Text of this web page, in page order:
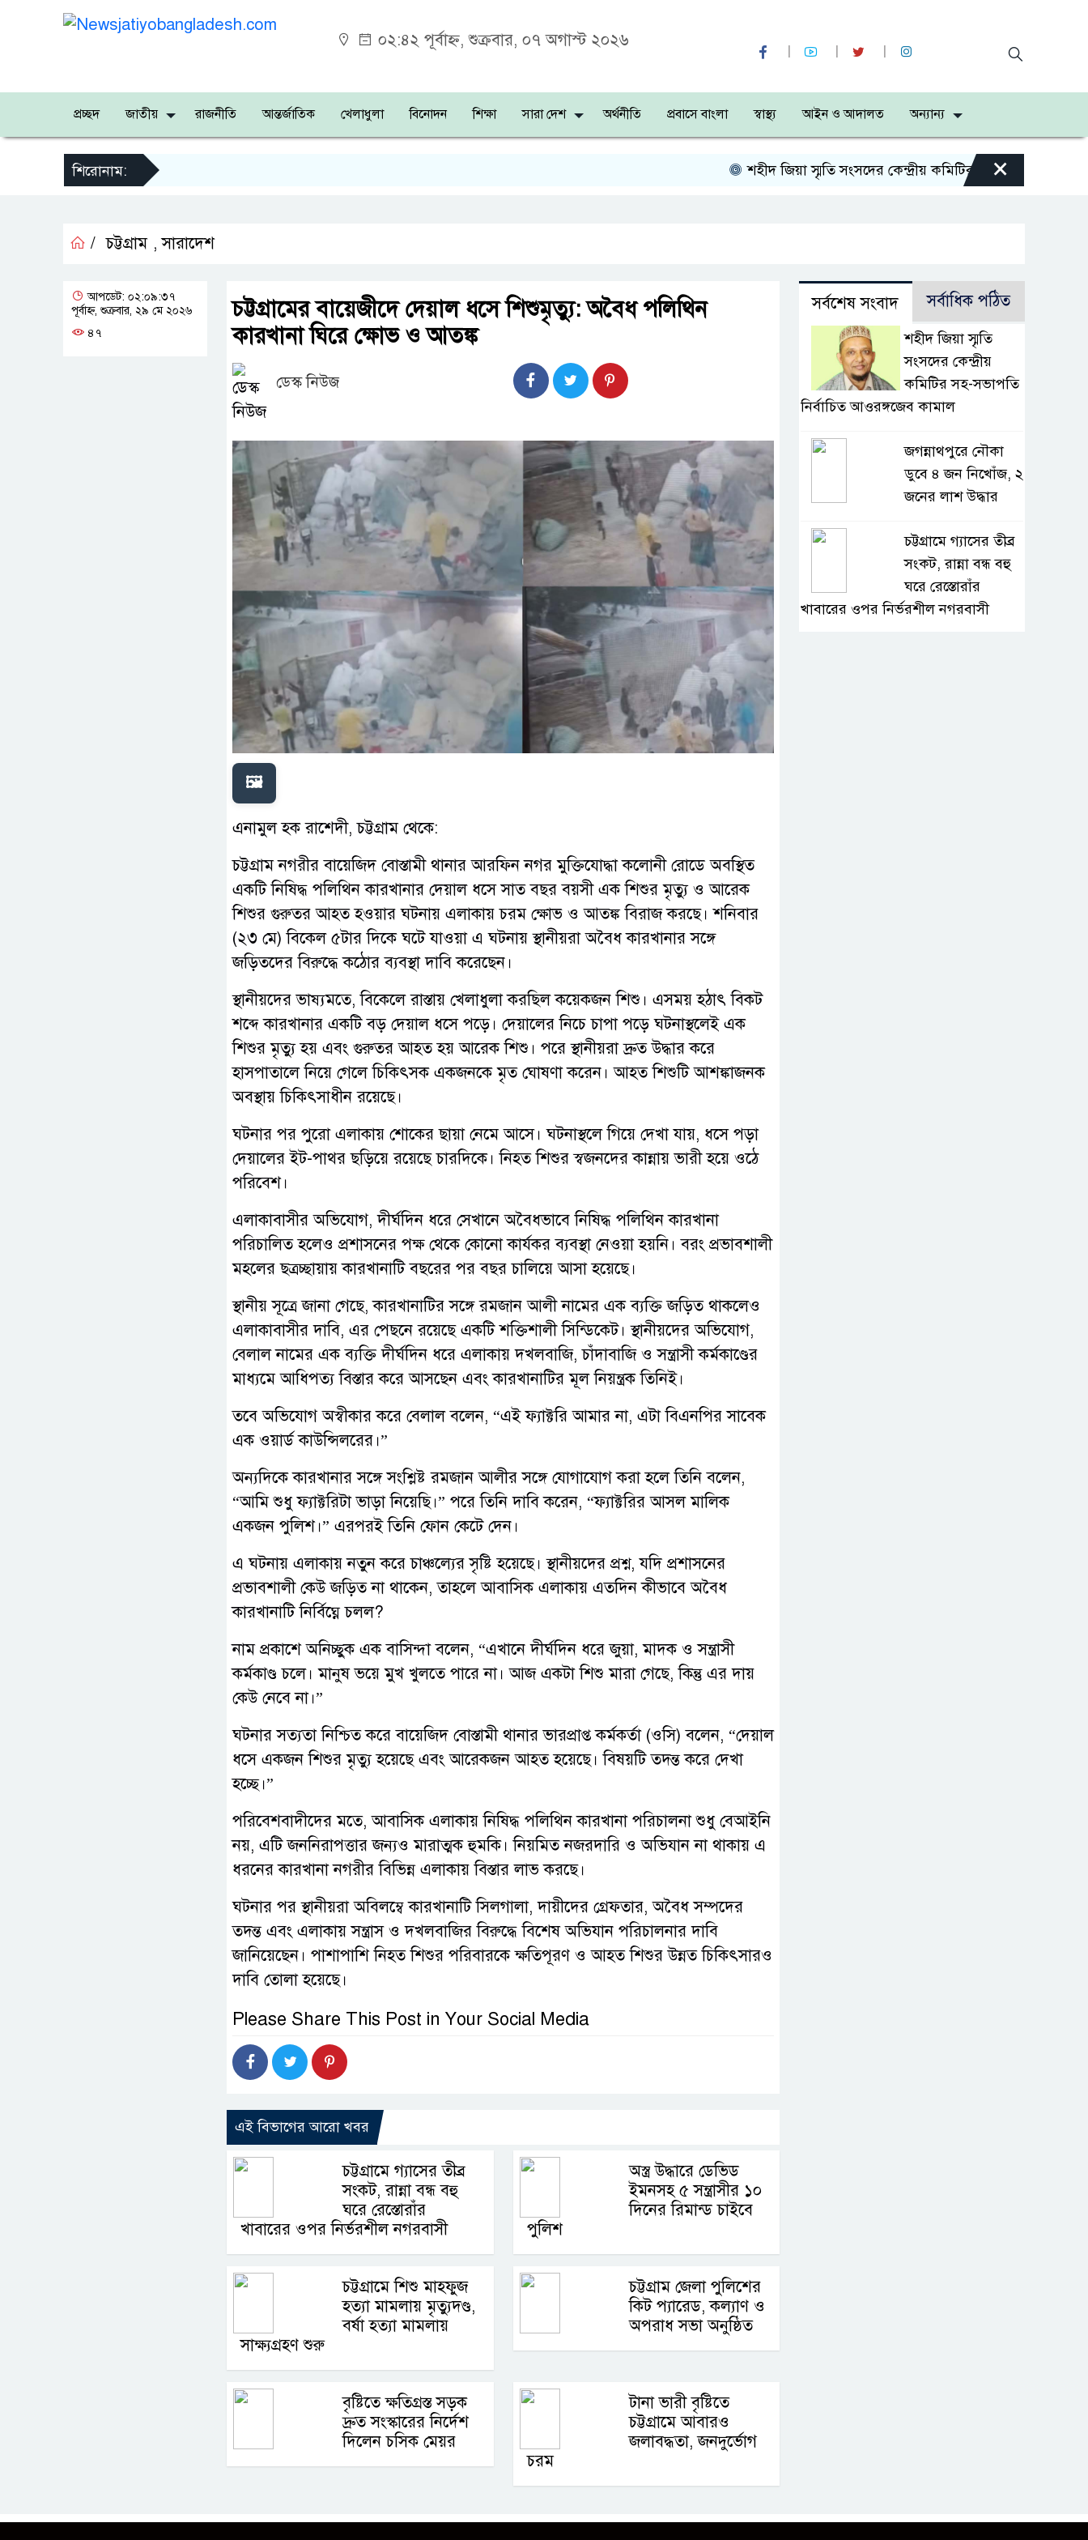
০২:৪২ পূর্বাহ্ন, শুক্রবার, ০৭ অগাস্ট ২০২৬
প্রচ্ছদ জাতীয় রাজনীতি আন্তর্জাতিক খেলাধুলা বিনোদন শিক্ষা সারা দেশ অর্থনীতি প্রবাসে বাংলা স্বাস্থ্য আইন ও আদালত অন্যান্য
শিরোনাম: শহীদ জিয়া স্মৃতি সংসদের কেন্দ্রীয় কমিটির সহ-সভাপতি নির্বাচিত
×
/ চট্টগ্রাম ,সারাদেশ
চট্টগ্রামের বায়েজীদে দেয়াল ধসে শিশুমৃত্যু: অবৈধ পলিথিন
কারখানা ঘিরে ক্ষোভ ও আতঙ্ক
ডেস্ক নিউজ
🖼️
এনামুল হক রাশেদী, চট্টগ্রাম থেকে:
চট্টগ্রাম নগরীর বায়েজিদ বোস্তামী থানার আরফিন নগর মুক্তিযোদ্ধা কলোনী রোডে অবস্থিত
একটি নিষিদ্ধ পলিথিন কারখানার দেয়াল ধসে সাত বছর বয়সী এক শিশুর মৃত্যু ও আরেক
শিশুর গুরুতর আহত হওয়ার ঘটনায় এলাকায় চরম ক্ষোভ ও আতঙ্ক বিরাজ করছে। শনিবার
(২৩ মে) বিকেল ৫টার দিকে ঘটে যাওয়া এ ঘটনায় স্থানীয়রা অবৈধ কারখানার সঙ্গে
জড়িতদের বিরুদ্ধে কঠোর ব্যবস্থা দাবি করেছেন।
স্থানীয়দের ভাষ্যমতে, বিকেলে রাস্তায় খেলাধুলা করছিল কয়েকজন শিশু। এসময় হঠাৎ বিকট
শব্দে কারখানার একটি বড় দেয়াল ধসে পড়ে। দেয়ালের নিচে চাপা পড়ে ঘটনাস্থলেই এক
শিশুর মৃত্যু হয় এবং গুরুতর আহত হয় আরেক শিশু। পরে স্থানীয়রা দ্রুত উদ্ধার করে
হাসপাতালে নিয়ে গেলে চিকিৎসক একজনকে মৃত ঘোষণা করেন। আহত শিশুটি আশঙ্কাজনক
অবস্থায় চিকিৎসাধীন রয়েছে।
ঘটনার পর পুরো এলাকায় শোকের ছায়া নেমে আসে। ঘটনাস্থলে গিয়ে দেখা যায়, ধসে পড়া
দেয়ালের ইট-পাথর ছড়িয়ে রয়েছে চারদিকে। নিহত শিশুর স্বজনদের কান্নায় ভারী হয়ে ওঠে
পরিবেশ।
এলাকাবাসীর অভিযোগ, দীর্ঘদিন ধরে সেখানে অবৈধভাবে নিষিদ্ধ পলিথিন কারখানা
পরিচালিত হলেও প্রশাসনের পক্ষ থেকে কোনো কার্যকর ব্যবস্থা নেওয়া হয়নি। বরং প্রভাবশালী
মহলের ছত্রচ্ছায়ায় কারখানাটি বছরের পর বছর চালিয়ে আসা হয়েছে।
স্থানীয় সূত্রে জানা গেছে, কারখানাটির সঙ্গে রমজান আলী নামের এক ব্যক্তি জড়িত থাকলেও
এলাকাবাসীর দাবি, এর পেছনে রয়েছে একটি শক্তিশালী সিন্ডিকেট। স্থানীয়দের অভিযোগ,
বেলাল নামের এক ব্যক্তি দীর্ঘদিন ধরে এলাকায় দখলবাজি, চাঁদাবাজি ও সন্ত্রাসী কর্মকাণ্ডের
মাধ্যমে আধিপত্য বিস্তার করে আসছেন এবং কারখানাটির মূল নিয়ন্ত্রক তিনিই।
তবে অভিযোগ অস্বীকার করে বেলাল বলেন, “এই ফ্যাক্টরি আমার না, এটা বিএনপির সাবেক
এক ওয়ার্ড কাউন্সিলরের।”
অন্যদিকে কারখানার সঙ্গে সংশ্লিষ্ট রমজান আলীর সঙ্গে যোগাযোগ করা হলে তিনি বলেন,
“আমি শুধু ফ্যাক্টরিটা ভাড়া নিয়েছি।” পরে তিনি দাবি করেন, “ফ্যাক্টরির আসল মালিক
একজন পুলিশ।” এরপরই তিনি ফোন কেটে দেন।
এ ঘটনায় এলাকায় নতুন করে চাঞ্চল্যের সৃষ্টি হয়েছে। স্থানীয়দের প্রশ্ন, যদি প্রশাসনের
প্রভাবশালী কেউ জড়িত না থাকেন, তাহলে আবাসিক এলাকায় এতদিন কীভাবে অবৈধ
কারখানাটি নির্বিঘ্নে চলল?
নাম প্রকাশে অনিচ্ছুক এক বাসিন্দা বলেন, “এখানে দীর্ঘদিন ধরে জুয়া, মাদক ও সন্ত্রাসী
কর্মকাণ্ড চলে। মানুষ ভয়ে মুখ খুলতে পারে না। আজ একটা শিশু মারা গেছে, কিন্তু এর দায়
কেউ নেবে না।”
ঘটনার সত্যতা নিশ্চিত করে বায়েজিদ বোস্তামী থানার ভারপ্রাপ্ত কর্মকর্তা (ওসি) বলেন, “দেয়াল
ধসে একজন শিশুর মৃত্যু হয়েছে এবং আরেকজন আহত হয়েছে। বিষয়টি তদন্ত করে দেখা
হচ্ছে।”
পরিবেশবাদীদের মতে, আবাসিক এলাকায় নিষিদ্ধ পলিথিন কারখানা পরিচালনা শুধু বেআইনি
নয়, এটি জননিরাপত্তার জন্যও মারাত্মক হুমকি। নিয়মিত নজরদারি ও অভিযান না থাকায় এ
ধরনের কারখানা নগরীর বিভিন্ন এলাকায় বিস্তার লাভ করছে।
ঘটনার পর স্থানীয়রা অবিলম্বে কারখানাটি সিলগালা, দায়ীদের গ্রেফতার, অবৈধ সম্পদের
তদন্ত এবং এলাকায় সন্ত্রাস ও দখলবাজির বিরুদ্ধে বিশেষ অভিযান পরিচালনার দাবি
জানিয়েছেন। পাশাপাশি নিহত শিশুর পরিবারকে ক্ষতিপূরণ ও আহত শিশুর উন্নত চিকিৎসারও
দাবি তোলা হয়েছে।
Please Share This Post in Your Social Media
এই বিভাগের আরো খবর
চট্টগ্রামে গ্যাসের তীব্র
সংকট, রান্না বন্ধ বহু
ঘরে রেস্তোরাঁর
খাবারের ওপর নির্ভরশীল নগরবাসী
অস্ত্র উদ্ধারে ডেভিড
ইমনসহ ৫ সন্ত্রাসীর ১০
দিনের রিমান্ড চাইবে
পুলিশ
চট্টগ্রামে শিশু মাহফুজ
হত্যা মামলায় মৃত্যুদণ্ড,
বর্ষা হত্যা মামলায়
সাক্ষ্যগ্রহণ শুরু
চট্টগ্রাম জেলা পুলিশের
কিট প্যারেড, কল্যাণ ও
অপরাধ সভা অনুষ্ঠিত
বৃষ্টিতে ক্ষতিগ্রস্ত সড়ক
দ্রুত সংস্কারের নির্দেশ
দিলেন চসিক মেয়র
টানা ভারী বৃষ্টিতে
চট্টগ্রামে আবারও
জলাবদ্ধতা, জনদুর্ভোগ
চরম
আপডেট: ০২:০৯:৩৭
পূর্বাহ্ন, শুক্রবার, ২৯ মে ২০২৬
৪৭
সর্বশেষ সংবাদ সর্বাধিক পঠিত
শহীদ জিয়া স্মৃতি
সংসদের কেন্দ্রীয়
কমিটির সহ-সভাপতি
নির্বাচিত আওরঙ্গজেব কামাল
জগন্নাথপুরে নৌকা
ডুবে ৪ জন নিখোঁজ, ২
জনের লাশ উদ্ধার
চট্টগ্রামে গ্যাসের তীব্র
সংকট, রান্না বন্ধ বহু
ঘরে রেস্তোরাঁর
খাবারের ওপর নির্ভরশীল নগরবাসী